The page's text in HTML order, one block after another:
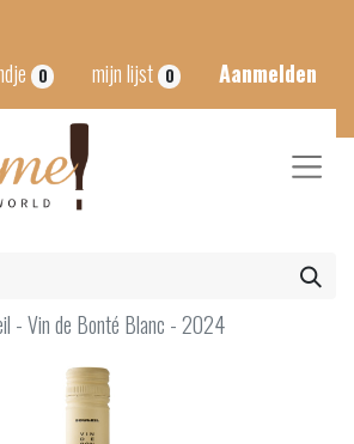
0 mijn lijst 0 Aanmelden
- Vin de Bonté Blanc - 2024